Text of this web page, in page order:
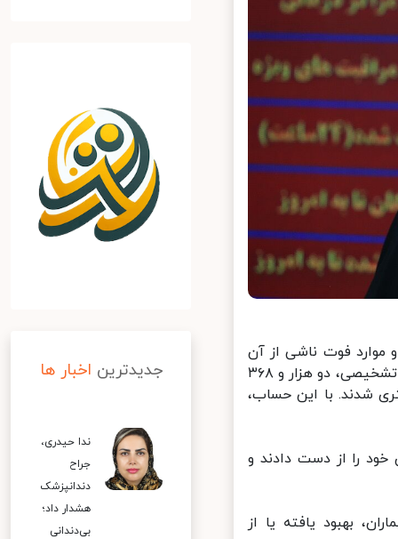
موارد فوت ناشی از آن
ویروس بیان کرد: از دیروز تا امروز اول تیر ۱۳۹۹ و بر اساس معیارهای قطعی تشخیصی، دو هزار و ۳۶۸
کشور شناسایی شد که هزار و ۱۱۴ مورد بستری شدند. با این حساب،
در طول ۲۴ ساعت گذشته، ۱۱۶ بیمار کووید ۱۹ جان خود را از دست دادند و
۱۶۳ هزار و ۵۹۱ نفر از بیماران، بهبود یافته یا از
جدیدترین اخبار ها
ندا حیدری،
جراح
دندانپزشک
هشدار داد؛
بی‌دندانی